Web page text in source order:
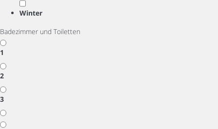
Winter
Badezimmer und Toiletten
1
2
3